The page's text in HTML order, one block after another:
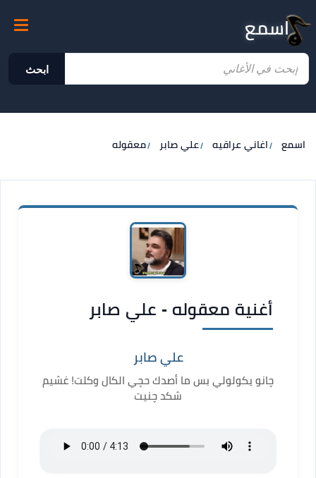
اسمع
ابحث
اسمع اغاني عراقيه علي صابر معقوله
أغنية معقوله - علي صابر
علي صابر
چانو يكولولي بس ما أصدك حچي الكال وكلت! غشيم
شكد چنيت